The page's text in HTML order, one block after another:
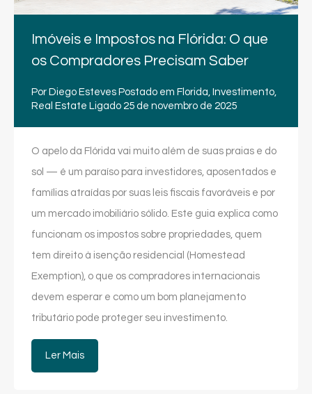
Imóveis e Impostos na Flórida: O que
os Compradores Precisam Saber
Por Diego Esteves Postado em Florida, Investimento,
Real Estate Ligado 25 de novembro de 2025
O apelo da Flórida vai muito além de suas praias e do
sol — é um paraíso para investidores, aposentados e
famílias atraídas por suas leis fiscais favoráveis e por
um mercado imobiliário sólido. Este guia explica como
funcionam os impostos sobre propriedades, quem
tem direito à isenção residencial (Homestead
Exemption), o que os compradores internacionais
devem esperar e como um bom planejamento
tributário pode proteger seu investimento.
Ler Mais